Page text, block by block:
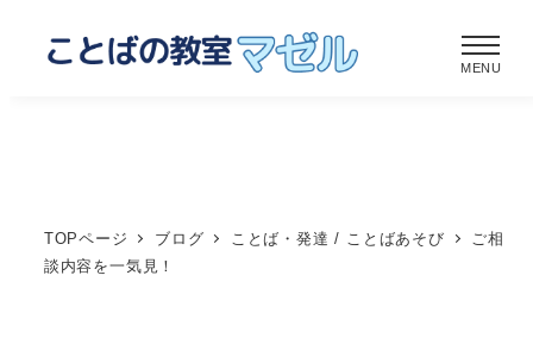
MENU
TOPページ ブログ ことば・発達 / ことばあそび
ご相
談内容を一気見！